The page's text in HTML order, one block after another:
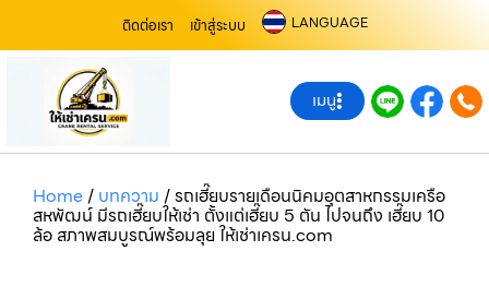
ติดต่อเรา เข้าสู่ระบบ LANGUAGE
เมนู
Home/ บทความ /รถเฮี๊ยบรายเดือนนิคมอุตสาหกรรมเครือ
สหพัฒน์ มีรถเฮี๊ยบให้เช่า ตั้งแต่เฮี๊ยบ 5 ตัน ไปจนถึง เฮี๊ยบ 10
ล้อ สภาพสมบูรณ์พร้อมลุย ให้เช่าเครน.com